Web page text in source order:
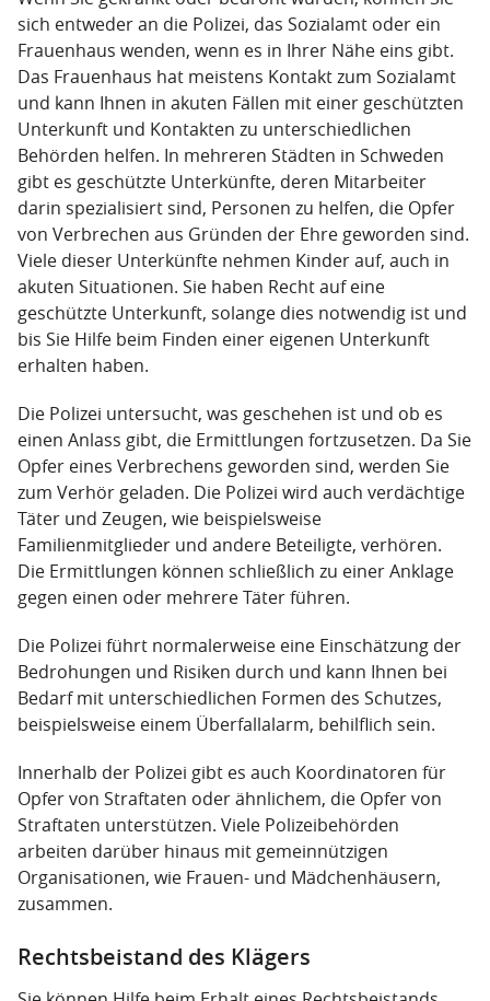
sich entweder an die Polizei, das Sozialamt oder ein
Frauenhaus wenden, wenn es in Ihrer Nähe eins gibt.
Das Frauenhaus hat meistens Kontakt zum Sozialamt
und kann Ihnen in akuten Fällen mit einer geschützten
Unterkunft und Kontakten zu unterschiedlichen
Behörden helfen. In mehreren Städten in Schweden
gibt es geschützte Unterkünfte, deren Mitarbeiter
darin spezialisiert sind, Personen zu helfen, die Opfer
von Verbrechen aus Gründen der Ehre geworden sind.
Viele dieser Unterkünfte nehmen Kinder auf, auch in
akuten Situationen. Sie haben Recht auf eine
geschützte Unterkunft, solange dies notwendig ist und
bis Sie Hilfe beim Finden einer eigenen Unterkunft
erhalten haben.
Die Polizei untersucht, was geschehen ist und ob es
einen Anlass gibt, die Ermittlungen fortzusetzen. Da Sie
Opfer eines Verbrechens geworden sind, werden Sie
zum Verhör geladen. Die Polizei wird auch verdächtige
Täter und Zeugen, wie beispielsweise
Familienmitglieder und andere Beteiligte, verhören.
Die Ermittlungen können schließlich zu einer Anklage
gegen einen oder mehrere Täter führen.
Die Polizei führt normalerweise eine Einschätzung der
Bedrohungen und Risiken durch und kann Ihnen bei
Bedarf mit unterschiedlichen Formen des Schutzes,
beispielsweise einem Überfallalarm, behilflich sein.
Innerhalb der Polizei gibt es auch Koordinatoren für
Opfer von Straftaten oder ähnlichem, die Opfer von
Straftaten unterstützen. Viele Polizeibehörden
arbeiten darüber hinaus mit gemeinnützigen
Organisationen, wie Frauen- und Mädchenhäusern,
zusammen.
Rechtsbeistand des Klägers